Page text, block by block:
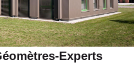
Experts